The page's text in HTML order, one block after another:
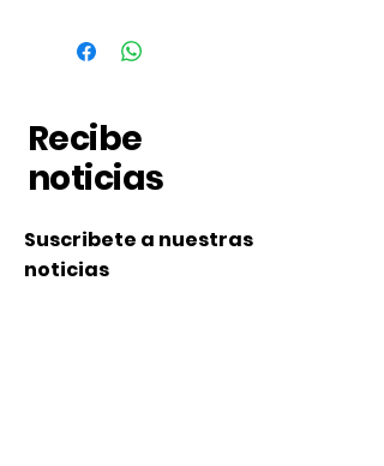
Recibe
noticias
Suscribete a nuestras
noticias